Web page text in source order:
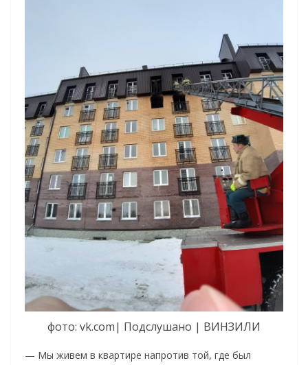
фото: vk.com| Подслушано | ВИНЗИЛИ
— Мы живем в квартире напротив той, где был